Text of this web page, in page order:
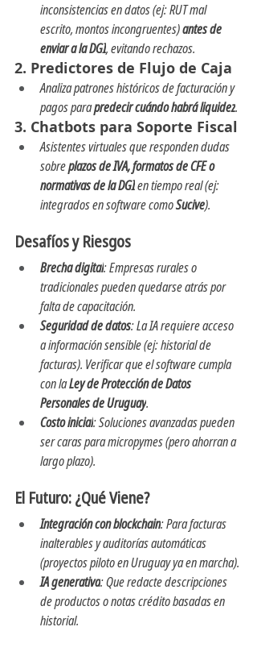
inconsistencias en datos (ej: RUT mal
escrito, montos incongruentes) antes de
enviar a la DGI, evitando rechazos.
2. Predictores de Flujo de Caja
Analiza patrones históricos de facturación y
pagos para predecir cuándo habrá liquidez.
3. Chatbots para Soporte Fiscal
Asistentes virtuales que responden dudas
sobre plazos de IVA, formatos de CFE o
normativas de la DGI en tiempo real (ej:
integrados en software como Sucive).
Desafíos y Riesgos
Brecha digital: Empresas rurales o
tradicionales pueden quedarse atrás por
falta de capacitación.
Seguridad de datos: La IA requiere acceso
a información sensible (ej: historial de
facturas). Verificar que el software cumpla
con la Ley de Protección de Datos
Personales de Uruguay.
Costo inicial: Soluciones avanzadas pueden
ser caras para micropymes (pero ahorran a
largo plazo).
El Futuro: ¿Qué Viene?
Integración con blockchain: Para facturas
inalterables y auditorías automáticas
(proyectos piloto en Uruguay ya en marcha).
IA generativa: Que redacte descripciones
de productos o notas crédito basadas en
historial.